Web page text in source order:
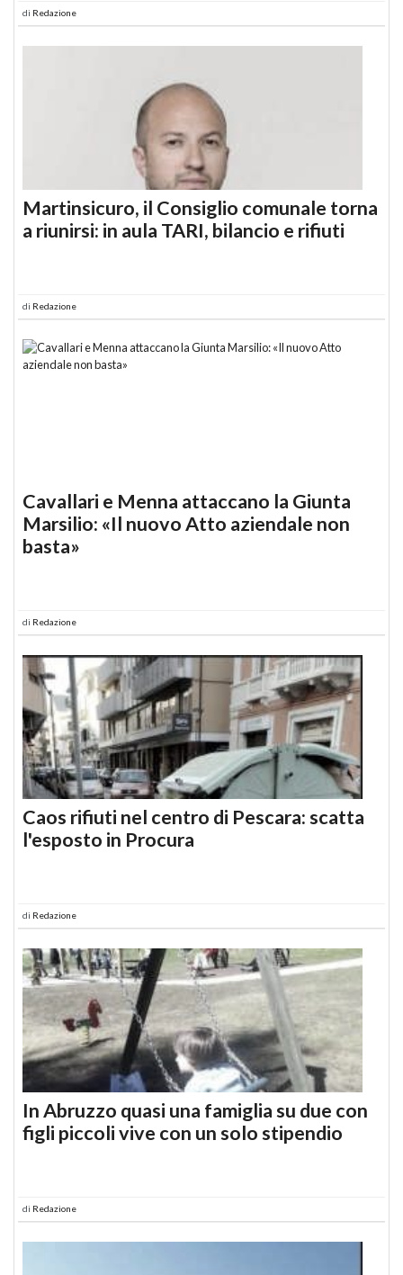
di Redazione
Martinsicuro, il Consiglio comunale torna
a riunirsi: in aula TARI, bilancio e rifiuti
di Redazione
Cavallari e Menna attaccano la Giunta
Marsilio: «Il nuovo Atto aziendale non
basta»
di Redazione
Caos rifiuti nel centro di Pescara: scatta
l'esposto in Procura
di Redazione
In Abruzzo quasi una famiglia su due con
figli piccoli vive con un solo stipendio
di Redazione